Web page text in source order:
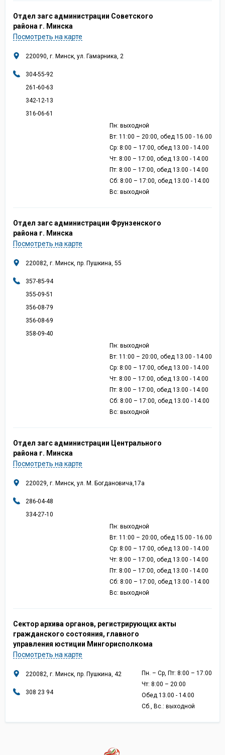
Отдел загс администрации Советского
района г. Минска
Посмотреть на карте
220090, г. Минск, ул. Гамарника, 2
304-55-92
261-60-63
342-12-13
316-06-61
Пн: выходной
Вт: 11:00 – 20:00, обед 15.00 - 16.00
Ср: 8:00 – 17:00, обед 13.00 - 14.00
Чт: 8:00 – 17:00, обед 13.00 - 14.00
Пт: 8:00 – 17:00, обед 13.00 - 14.00
Сб: 8:00 – 17:00, обед 13.00 - 14.00
Вс: выходной
Отдел загс администрации Фрунзенского
района г. Минска
Посмотреть на карте
220082, г. Минск, пр. Пушкина, 55
357-85-94
355-09-51
356-08-79
356-08-69
358-09-40
Пн: выходной
Вт: 11:00 – 20:00, обед 13.00 - 14.00
Ср: 8:00 – 17:00, обед 13.00 - 14.00
Чт: 8:00 – 17:00, обед 13.00 - 14.00
Пт: 8:00 – 17:00, обед 13.00 - 14.00
Сб: 8:00 – 17:00, обед 13.00 - 14.00
Вс: выходной
Отдел загс администрации Центрального
района г. Минска
Посмотреть на карте
220029, г. Минск, ул. М. Богдановича,17а
286-04-48
334-27-10
Пн: выходной
Вт: 11:00 – 20:00, обед 15.00 - 16.00
Ср: 8:00 – 17:00, обед 13.00 - 14.00
Чт: 8:00 – 17:00, обед 13.00 - 14.00
Пт: 8:00 – 17:00, обед 13.00 - 14.00
Сб: 8:00 – 17:00, обед 13.00 - 14.00
Вс: выходной
Сектор архива органов, регистрирующих акты
гражданского состояния, главного
управления юстиции Мингорисполкома
Посмотреть на карте
220082, г. Минск, пр. Пушкина, 42
308 23 94
Пн. – Ср, Пт: 8:00 – 17:00
Чт: 8:00 – 20:00
Обед 13.00 - 14.00
Сб., Вс.: выходной